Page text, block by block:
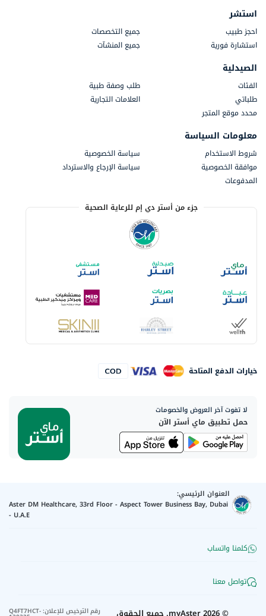
استشر
احجز طبيب
جميع التخصصات
استشارة فورية
جميع المنشآت
الصيدلية
الفئات
طلب وصفة طبية
طلباتي
العلامات التجارية
محدد موقع المتجر
معلومات السياسة
شروط الاستخدام
سياسة الخصوصية
موافقة الخصوصية
سياسة الإرجاع والاسترداد
المدفوعات
جزء من أستر دي إم للرعاية الصحية
خيارات الدفع المتاحة
لا تفوت آخر العروض والخصومات
حمل تطبيق ماي أستر الآن
العنوان الرئيسي:
Aster DM Healthcare, 33rd Floor - Aspect Tower Business Bay, Dubai
- U.A.E
كلمنا واتساب
تواصل معنا
رقم الترخيص للإعلان:
Q4FT7HCT-